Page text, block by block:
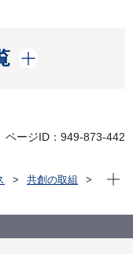
ページID：949-873-442
共創の取組
現在